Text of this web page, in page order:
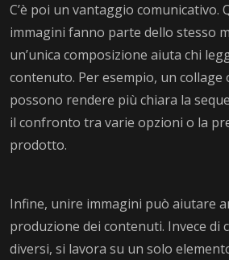
C’è poi un vantaggio comunicativo.
immagini fanno parte dello stesso
un’unica composizione aiuta chi
contenuto. Per esempio, un collage
possono rendere più chiara la
il confronto tra varie opzioni o la
prodotto.
Infine, unire immagini può aiutare
produzione dei contenuti. Invece di
diversi, si lavora su un solo